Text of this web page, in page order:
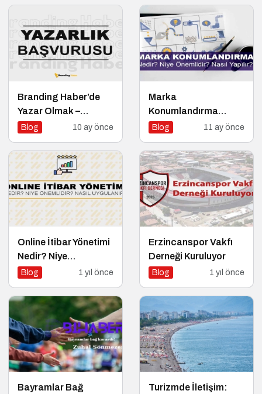
Branding Haber’de
Yazar Olmak –
Yazarlık Başvurusu
Blog 10 ay önce
Marka
Konumlandırma
Nedir? Niye
Yapılır?
Blog 11 ay önce
Online İtibar Yönetimi
Nedir? Niye
Önemlidir? Online
Uygulanır?
Blog 1 yıl önce
Erzincanspor Vakfı
Derneği Kuruluyor
Blog 1 yıl önce
Bayramlar Bağ
Turizmde İletişim: